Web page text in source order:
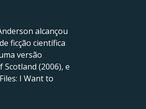
alcançou
ficção científica
versão
(2006), e
I Want to